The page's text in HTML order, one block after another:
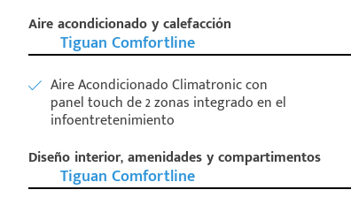
Aire acondicionado y calefacción
Tiguan Comfortline
Aire Acondicionado Climatronic con
panel touch de 2 zonas integrado en el
infoentretenimiento
Diseño interior, amenidades y compartimentos
Tiguan Comfortline